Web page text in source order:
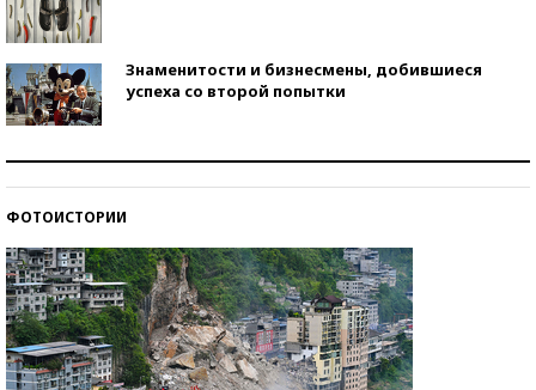
Знаменитости и бизнесмены, добившиеся
успеха со второй попытки
ФОТОИСТОРИИ